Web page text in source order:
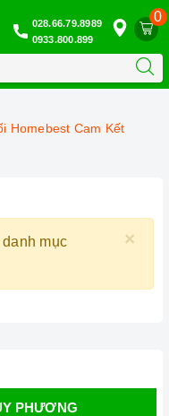
0
028.66.79.8989
0933.800.899
Homebest Cam Kết
×
mục
PHƯƠNG